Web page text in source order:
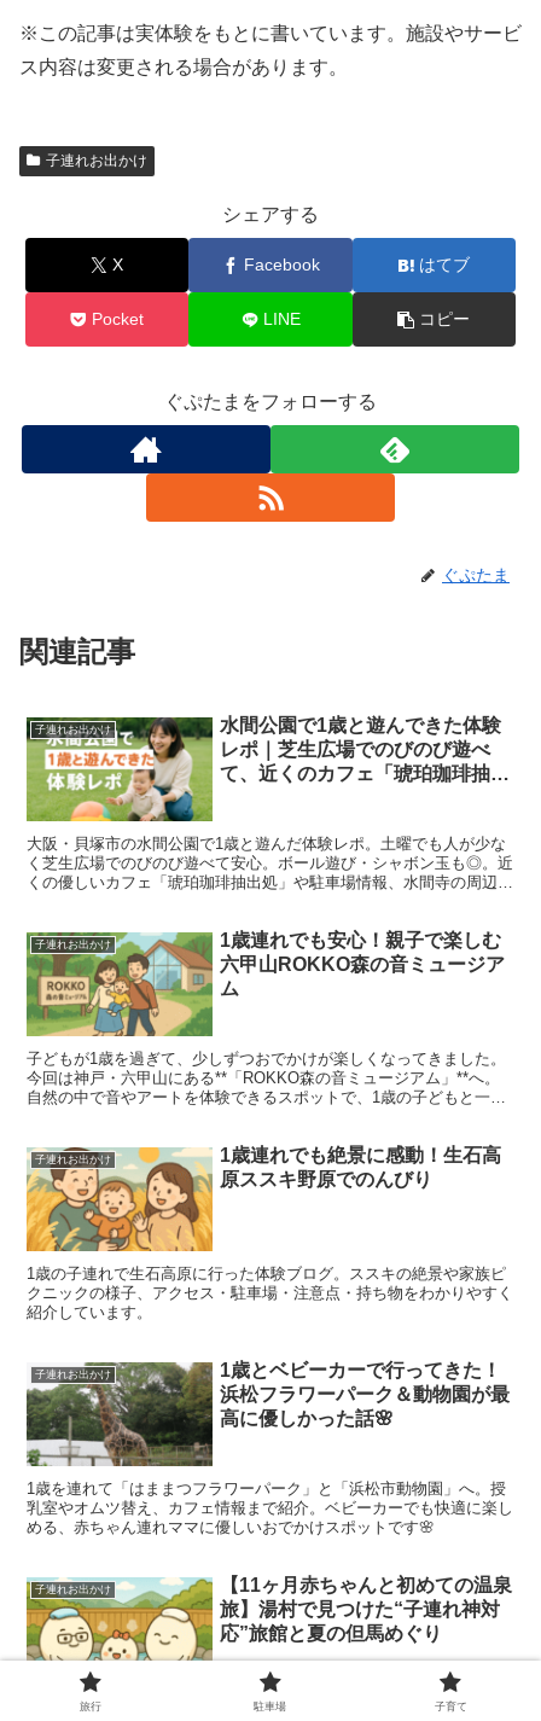
※この記事は実体験をもとに書いています。施設やサービ
ス内容は変更される場合があります。
子連れお出かけ
シェアする
X Facebook はてブ
Pocket LINE コピー
ぐぷたまをフォローする
ぐぷたま
関連記事
子連れお出かけ
水間公園で1歳と遊んできた体験
レポ｜芝生広場でのびのび遊べ
て、近くのカフェ「琥珀珈琲抽出
大阪・貝塚市の水間公園で1歳と遊んだ体験レポ。土曜でも人が少な
く芝生広場でのびのび遊べて安心。ボール遊び・シャボン玉も◎。近
くの優しいカフェ「琥珀珈琲抽出処」や駐車場情報、水間寺の周辺ス
子連れお出かけ
1歳連れでも安心！親子で楽しむ
六甲山ROKKO森の音ミュージア
ム
子どもが1歳を過ぎて、少しずつおでかけが楽しくなってきました。
今回は神戸・六甲山にある**「ROKKO森の音ミュージアム」**へ。
自然の中で音やアートを体験できるスポットで、1歳の子どもと一緒
子連れお出かけ
1歳連れでも絶景に感動！生石高
原ススキ野原でのんびり
1歳の子連れで生石高原に行った体験ブログ。ススキの絶景や家族ピ
クニックの様子、アクセス・駐車場・注意点・持ち物をわかりやすく
紹介しています。
子連れお出かけ
1歳とベビーカーで行ってきた！
浜松フラワーパーク＆動物園が最
高に優しかった話🌸
1歳を連れて「はままつフラワーパーク」と「浜松市動物園」へ。授
乳室やオムツ替え、カフェ情報まで紹介。ベビーカーでも快適に楽し
める、赤ちゃん連れママに優しいおでかけスポットです🌸
子連れお出かけ
【11ヶ月赤ちゃんと初めての温泉
旅】湯村で見つけた“子連れ神対
応”旅館と夏の但馬めぐり
11ヶ月の赤ちゃんを連れて湯村温泉へ1泊2日旅行。ランチ・たじま
旅行 駐車場 子育て